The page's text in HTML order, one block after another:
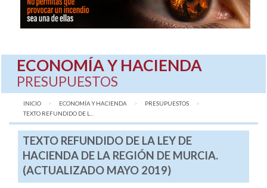
ECONOMÍA Y HACIENDA
PRESUPUESTOS
INICIO ECONOMÍA Y HACIENDA
PRESUPUESTOS
AQUÍ:
TEXTO REFUNDIDO DE L...
TEXTO REFUNDIDO DE LA LEY DE
HACIENDA DE LA REGIÓN DE MURCIA.
(ACTUALIZADO MAYO 2019)